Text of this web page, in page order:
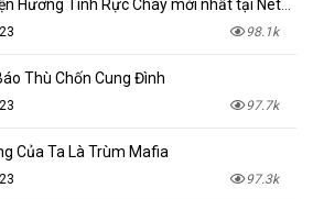
98.1k
Thù Chốn Cung Đình
97.7k
Của Ta Là Trùm Mafia
97.3k